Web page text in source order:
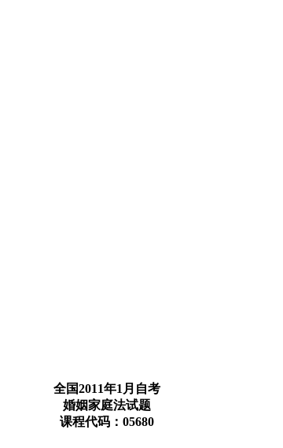
全国2011年1月自考
婚姻家庭法试题
课程代码：05680